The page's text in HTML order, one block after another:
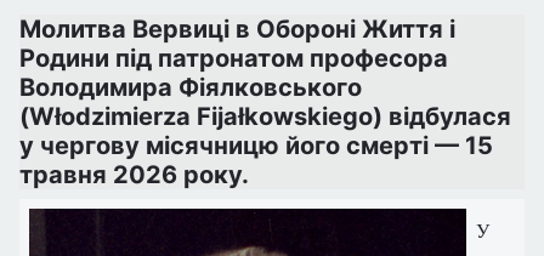
Молитва Вервиці в Обороні Життя і
Родини під патронатом професора
Володимира Фіялковського
(Włodzimierza Fijałkowskiego) відбулася
у чергову місячницю його смерті — 15
травня 2026 року.
У